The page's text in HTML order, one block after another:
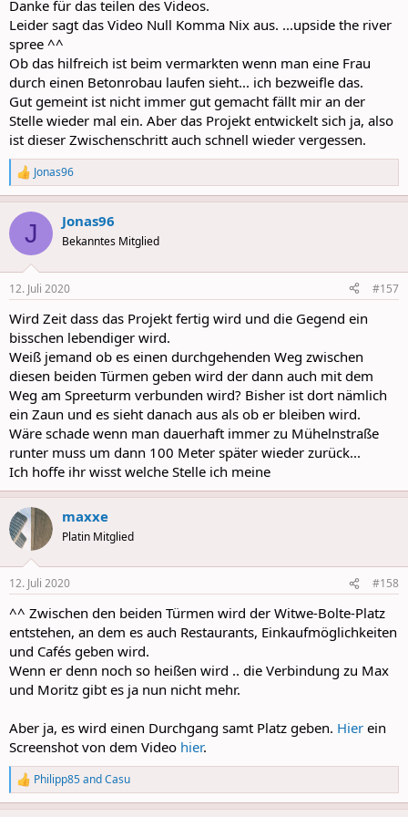
Danke für das teilen des Videos.
Leider sagt das Video Null Komma Nix aus. ...upside the river
spree ^^
Ob das hilfreich ist beim vermarkten wenn man eine Frau
durch einen Betonrobau laufen sieht... ich bezweifle das.
Gut gemeint ist nicht immer gut gemacht fällt mir an der
Stelle wieder mal ein. Aber das Projekt entwickelt sich ja, also
ist dieser Zwischenschritt auch schnell wieder vergessen.
R
e
a
c
i
s
Jonas96
J Jonas96
Bekanntes Mitglied
12. Juli 2020 #157
Wird Zeit dass das Projekt fertig wird und die Gegend ein
bisschen lebendiger wird.
Weiß jemand ob es einen durchgehenden Weg zwischen
diesen beiden Türmen geben wird der dann auch mit dem
Weg am Spreeturm verbunden wird? Bisher ist dort nämlich
ein Zaun und es sieht danach aus als ob er bleiben wird.
Wäre schade wenn man dauerhaft immer zu Mühelnstraße
runter muss um dann 100 Meter später wieder zurück...
Ich hoffe ihr wisst welche Stelle ich meine
maxxe
Platin Mitglied
12. Juli 2020 #158
^^ Zwischen den beiden Türmen wird der Witwe-Bolte-Platz
entstehen, an dem es auch Restaurants, Einkaufmöglichkeiten
und Cafés geben wird.
Wenn er denn noch so heißen wird .. die Verbindung zu Max
und Moritz gibt es ja nun nicht mehr.
Aber ja, es wird einen Durchgang samt Platz geben. Hier ein
Screenshot von dem Video hier.
R
e
Philipp85andCasu